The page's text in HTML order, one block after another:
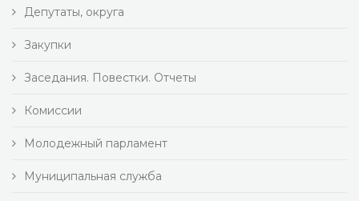
Депутаты, округа
Закупки
Заседания. Повестки. Отчеты
Комиссии
Молодежный парламент
Муниципальная служба